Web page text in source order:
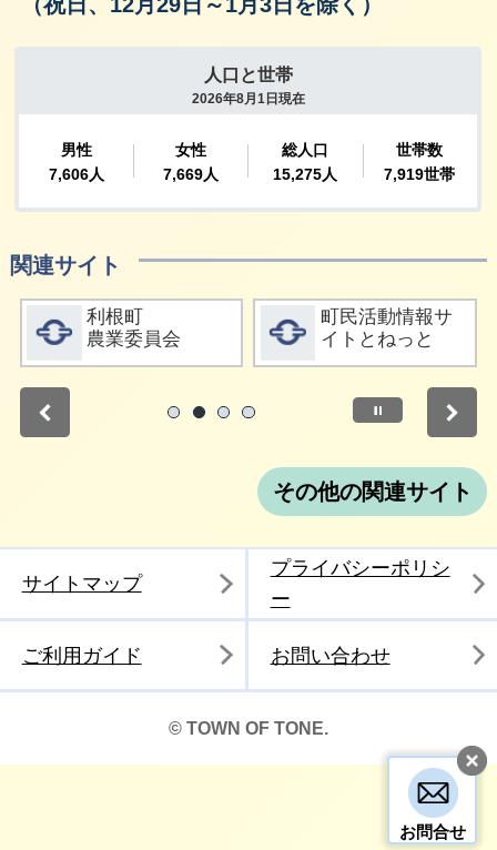
お問合せ
関連サイト
詳細をみる
利根町
農業委員会
詳細をみる
町民活動情報サ
イトとねっと
停止
その他の関連サイト
サイトマップ
プライバシーポリシ
ー
ご利用ガイド お問い合わせ
© TOWN OF TONE.